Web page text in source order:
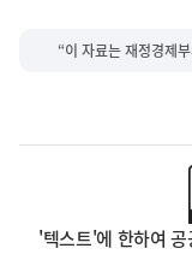
“이 자료는 재정경제
'텍스트'에 한하여